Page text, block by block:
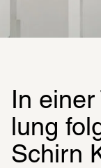
In
lung
Schirn